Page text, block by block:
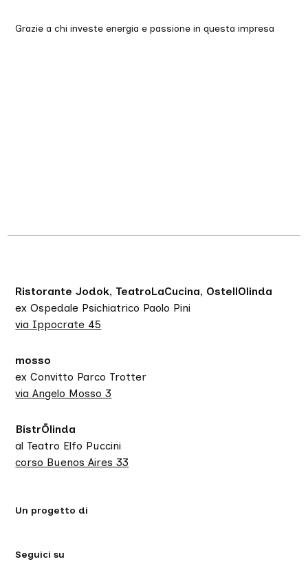
Grazie a chi investe energia e passione in questa impresa
Ristorante Jodok, TeatroLaCucina, OstellOlinda
ex Ospedale Psichiatrico Paolo Pini
via Ippocrate 45
mosso
ex Convitto Parco Trotter
via Angelo Mosso 3
BistrŌlinda
al Teatro Elfo Puccini
corso Buenos Aires 33
Un progetto di
Seguici su